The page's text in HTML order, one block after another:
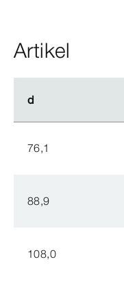
Artikel
d
d
76,1
88,9
108,0